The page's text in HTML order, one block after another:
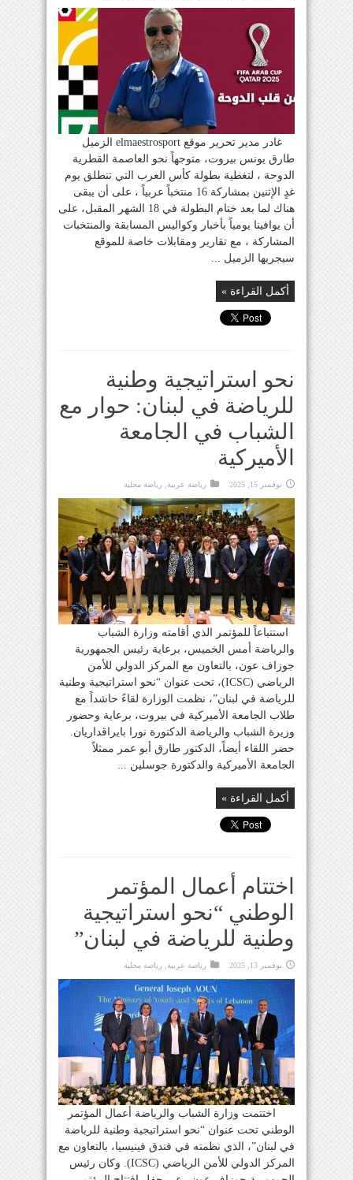
غادر مدير تحرير موقع elmaestrosport الزميل
طارق يونس بيروت، متوجهاً نحو العاصمة القطرية
الدوحة ، لتغطية بطولة كأس العرب التي تنطلق يوم
غدٍ الإثنين بمشاركة 16 منتخباً عربياً ، على أن يبقى
هناك لما بعد ختام البطولة في 18 الشهر المقبل، على
أن يوافينا يومياً بأخبار وكواليس المسابقة والمنتخبات
المشاركة ، مع تقارير ومقابلات خاصة للموقع
سيجريها الزميل ...
أكمل القراءة »
نحو استراتيجية وطنية
للرياضة في لبنان: حوار مع
الشباب في الجامعة
الأميركية
نوفمبر 15, 2025 رياضة عربية رياضة محلية
استتباعاً للمؤتمر الذي أقامته وزارة الشباب
والرياضة أمس الخميس، برعاية رئيس الجمهورية
جوزاف عون، بالتعاون مع المركز الدولي للأمن
الرياضي (ICSC)، تحت عنوان “نحو استراتيجية وطنية
للرياضة في لبنان”، نظمت الوزارة لقاءً حاشداً مع
طلاب الجامعة الأميركية في بيروت، برعاية وحضور
وزيرة الشباب والرياضة الدكتورة نورا بايراقداريان.
حضر اللقاء أيضاً، الدكتور طارق أبو عمر ممثلاً
الجامعة الأميركية والدكتورة جوسلين ...
أكمل القراءة »
اختتام أعمال المؤتمر
الوطني “نحو استراتيجية
وطنية للرياضة في لبنان”
نوفمبر 13, 2025 رياضة عربية رياضة محلية
اختتمت وزارة الشباب والرياضة أعمال المؤتمر
الوطني تحت عنوان “نحو استراتيجية وطنية للرياضة
في لبنان”، الذي نظمته في فندق فينيسيا، بالتعاون مع
المركز الدولي للأمن الرياضي (ICSC). وكان رئيس